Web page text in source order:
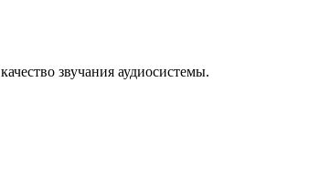
звучания аудиосистемы.